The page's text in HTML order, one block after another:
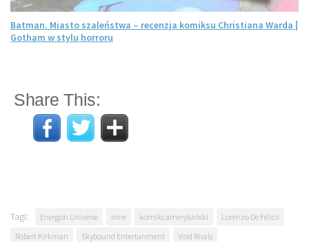
Batman. Miasto szaleństwa – recenzja komiksu Christiana Warda |
Gotham w stylu horroru
Share This:
Tagi: Energon Universe Inne komiks amerykański
Lorenzo De Felicii
Robert Kirkman
Skybound Entertanment Void Rivals